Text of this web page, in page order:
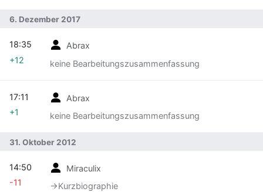
6. Dezember 2017
Abrax
keine Bearbeitungszusammenfassung
18:35
+12
Abrax
keine Bearbeitungszusammenfassung
17:11
+1
31. Oktober 2012
Miraculix
→‎Kurzbiographie
14:50
-11